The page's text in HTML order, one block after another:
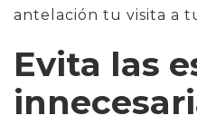
antelación tu visita a
Evita las